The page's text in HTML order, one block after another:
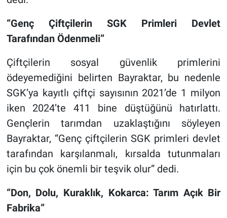
“Genç Çiftçilerin SGK Primleri Devlet
Tarafından Ödenmeli”
Çiftçilerin sosyal güvenlik primlerini
ödeyemediğini belirten Bayraktar, bu nedenle
SGK’ya kayıtlı çiftçi sayısının 2021’de 1 milyon
iken 2024’te 411 bine düştüğünü hatırlattı.
Gençlerin tarımdan uzaklaştığını söyleyen
Bayraktar, “Genç çiftçilerin SGK primleri devlet
tarafından karşılanmalı, kırsalda tutunmaları
için bu çok önemli bir teşvik olur” dedi.
“Don, Dolu, Kuraklık, Kokarca: Tarım Açık Bir
Fabrika”